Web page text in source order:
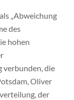
„Abweichung
des
hohen
verbunden, die
Oliver
der